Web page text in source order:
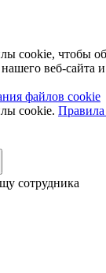
cookie, чтобы
веб-сайта и
файлов cookie
cookie. Правила
сотрудника